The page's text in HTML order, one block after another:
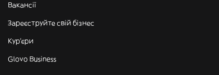
Вакансії
Зареєструйте свій бізнес
Кур'єри
Glovo Business